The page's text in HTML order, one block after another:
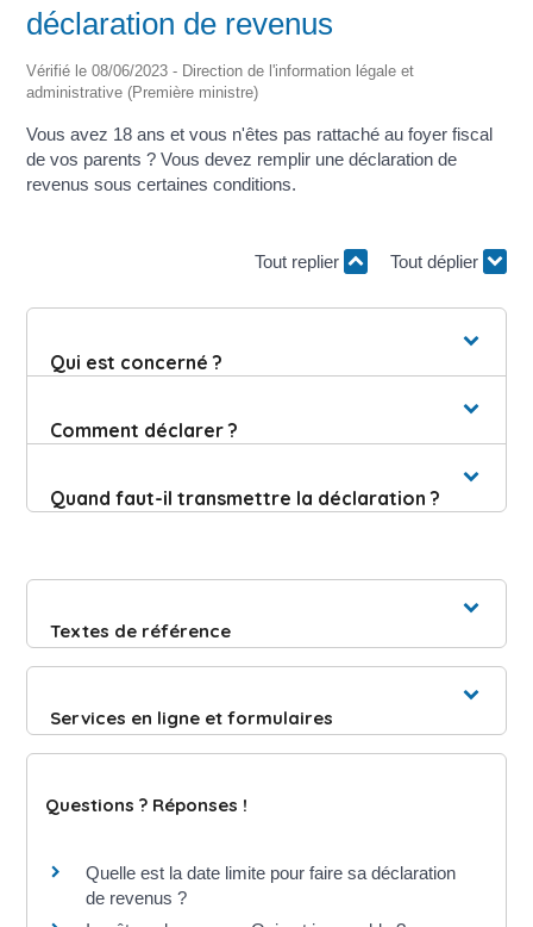
déclaration de revenus
Vérifié le 08/06/2023 - Direction de l'information légale et
administrative (Première ministre)
Vous avez 18 ans et vous n'êtes pas rattaché au foyer fiscal
de vos parents ? Vous devez remplir une déclaration de
revenus sous certaines conditions.
Tout replier Tout déplier
Qui est concerné ?
Comment déclarer ?
Quand faut-il transmettre la déclaration ?
Textes de référence
Services en ligne et formulaires
Questions ? Réponses !
Quelle est la date limite pour faire sa déclaration
de revenus ?